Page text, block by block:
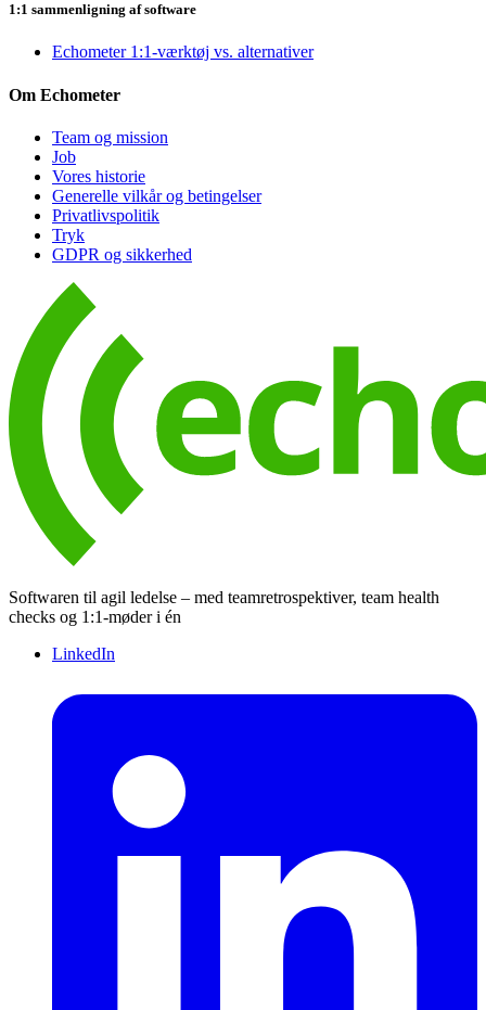
1:1 sammenligning af software
Echometer 1:1-værktøj vs. alternativer
Om Echometer
Team og mission
Job
Vores historie
Generelle vilkår og betingelser
Privatlivspolitik
Tryk
GDPR og sikkerhed
Softwaren til agil ledelse – med teamretrospektiver, team health
checks og 1:1-møder i én
LinkedIn